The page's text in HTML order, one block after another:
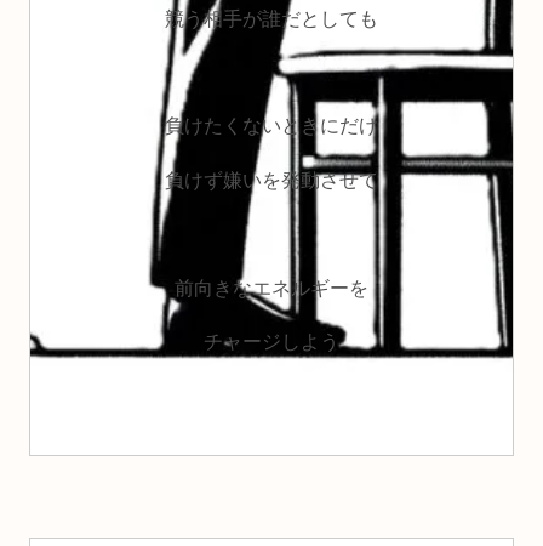
競う相手が誰だとしても
負けたくないときにだけ
負けず嫌いを発動させて
前向きなエネルギーを
チャージしよう